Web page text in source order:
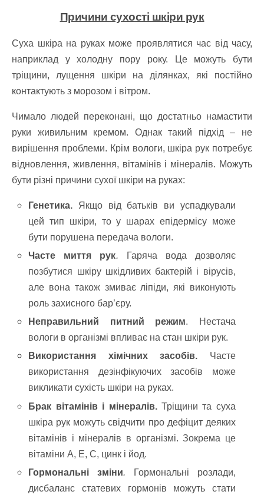
Причини сухості шкіри рук
Суха шкіра на руках може проявлятися час від часу,
наприклад у холодну пору року. Це можуть бути
тріщини, лущення шкіри на ділянках, які постійно
контактують з морозом і вітром.
Чимало людей переконані, що достатньо намастити
руки живильним кремом. Однак такий підхід – не
вирішення проблеми. Крім вологи, шкіра рук потребує
відновлення, живлення, вітамінів і мінералів. Можуть
бути різні причини сухої шкіри на руках:
Генетика. Якщо від батьків ви успадкували
цей тип шкіри, то у шарах епідермісу може
бути порушена передача вологи.
Часте миття рук. Гаряча вода дозволяє
позбутися шкіру шкідливих бактерій і вірусів,
але вона також змиває ліпіди, які виконують
роль захисного бар’єру.
Неправильний питний режим. Нестача
вологи в організмі впливає на стан шкіри рук.
Використання хімічних засобів. Часте
використання дезінфікуючих засобів може
викликати сухість шкіри на руках.
Брак вітамінів і мінералів.Тріщини та суха
шкіра рук можуть свідчити про дефіцит деяких
вітамінів і мінералів в організмі. Зокрема це
вітаміни А, Е, С, цинк і йод.
Гормональні зміни. Гормональні розлади,
дисбаланс статевих гормонів можуть стати